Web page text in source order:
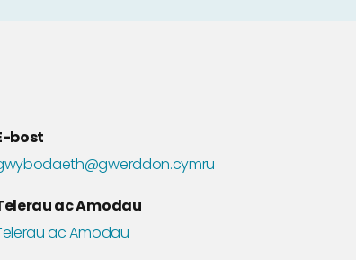
bost
ac Amodau
ac Amodau